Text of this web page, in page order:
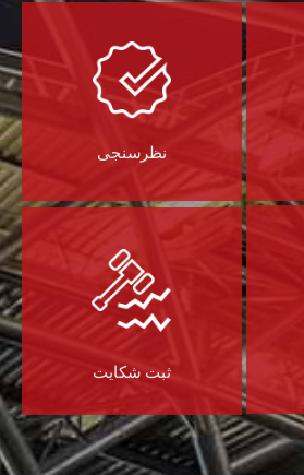
نظرسنجی
ثبت شکایت